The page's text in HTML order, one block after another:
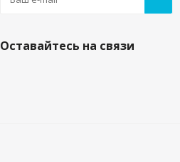
Оставайтесь на связи